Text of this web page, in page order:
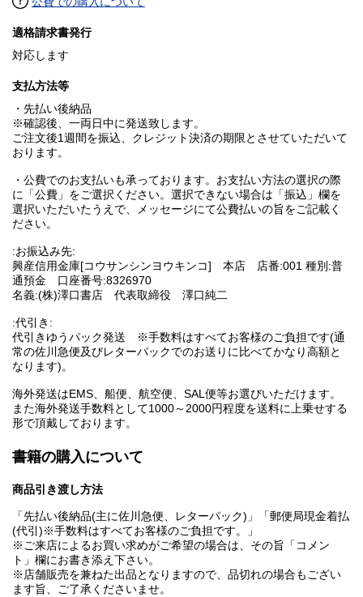
適格請求書発行
対応します
支払方法等
・先払い後納品
※確認後、一両日中に発送致します。
ご注文後1週間を振込、クレジット決済の期限とさせていただいて
おります。
・公費でのお支払いも承っております。お支払い方法の選択の際
に「公費」をご選択ください。選択できない場合は「振込」欄を
選択いただいたうえで、メッセージにて公費払いの旨をご記載く
ださい。
:お振込み先:
興産信用金庫[コウサンシンヨウキンコ] 本店 店番:001 種別:普
通預金 口座番号:8326970
名義:(株)澤口書店 代表取締役 澤口純二
:代引き:
代引きゆうパック発送 ※手数料はすべてお客様のご負担です(通
常の佐川急便及びレターパックでのお送りに比べてかなり高額と
なります)。
海外発送はEMS、船便、航空便、SAL便等お選びいただけます。
また海外発送手数料として1000～2000円程度を送料に上乗せする
形で頂戴しております。
書籍の購入について
商品引き渡し方法
「先払い後納品(主に佐川急便、レターパック)」「郵便局現金着払
(代引)※手数料はすべてお客様のご負担です。」
※ご来店によるお買い求めがご希望の場合は、その旨「コメン
ト」欄にお書き添え下さい。
※店舗販売を兼ねた出品となりますので、品切れの場合もござい
ます旨、ご了承くださいませ。